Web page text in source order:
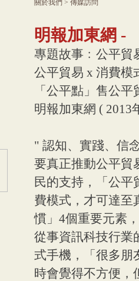
關於我們 > 傳媒訪問
明報加東網 -
專題故事﹕公平貿
公平貿易 x 消費模
「公平點」售公平
明報加東網 ( 2013
" 認知、實踐、信
要真正推動公平貿
民的支持，「公
費模式，才可達至
慣」4個重要元素
從事資訊科技行業
式手機，「很多朋
時會覺得不方便，